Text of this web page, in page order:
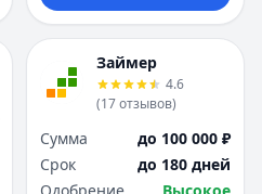
Займер
4.6
(17отзывов)
Сумма
до 100 000 ₽
Срок
до 180 дней